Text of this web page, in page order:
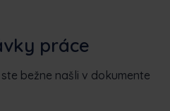
práce
bežne našli v dokumente